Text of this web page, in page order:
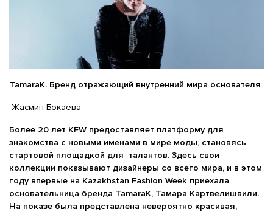
TamaraK. Бренд отражающий внутренний мира основателя
Жасмин Бокаева
Более 20 лет KFW предоставляет платформу для
знакомства с новыми именами в мире моды, становясь
стартовой площадкой для талантов. Здесь свои
коллекции показывают дизайнеры со всего мира, и в этом
году впервые на Kazakhstan Fashion Week приехала
основательница бренда TamaraK, Тамара Картвелишвили.
На показе была представлена невероятно красивая,